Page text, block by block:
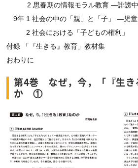
2 思春期の情報モラル教育 ―誹謗中
9年 1 社会の中の「親」と「子」 ―児
2 社会における「子どもの権利」
付録 「『生きる』教育」教材集
おわりに
第4巻 なぜ，今，「『生き
か ①